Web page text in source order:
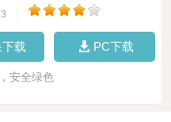
载 PC下载
安全绿色